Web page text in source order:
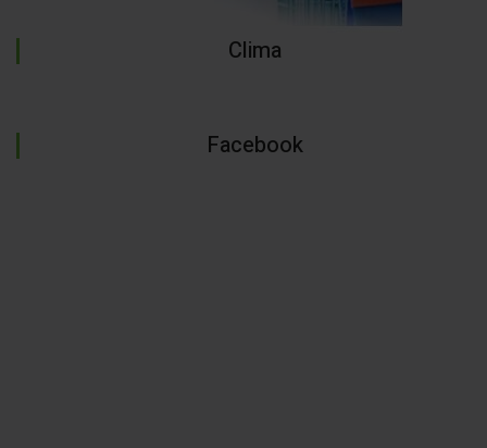
Clima
Facebook